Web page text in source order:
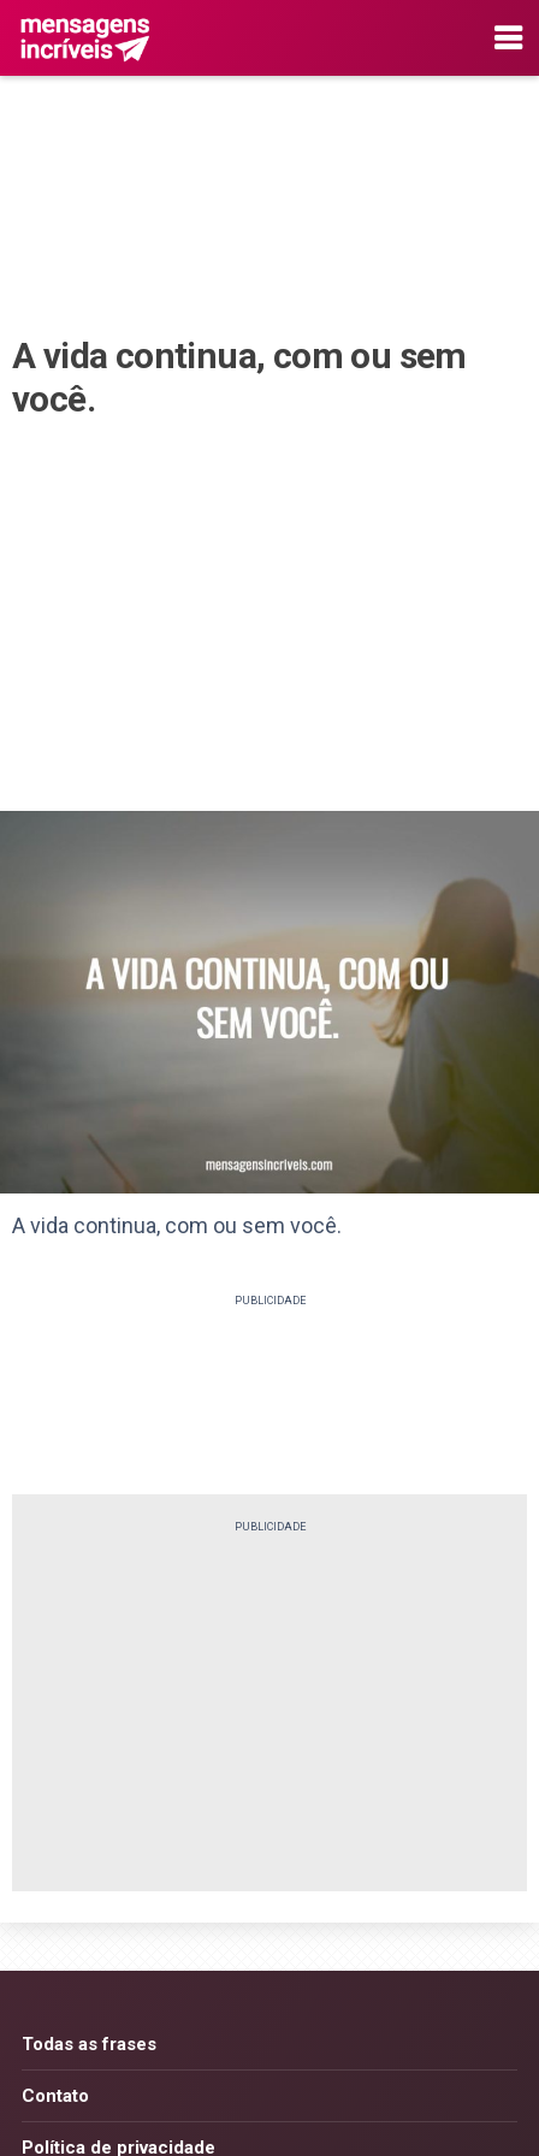
A vida continua, com ou sem
você.
A vida continua, com ou sem você.
PUBLICIDADE
PUBLICIDADE
Todas as frases
Contato
Política de privacidade